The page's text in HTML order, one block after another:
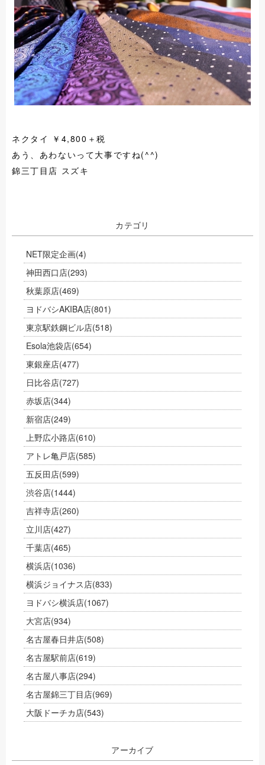
ネクタイ ￥4,800＋税
あう、あわないって大事ですね(^^)
錦三丁目店 スズキ
カテゴリ
NET限定企画(4)
神田西口店(293)
秋葉原店(469)
ヨドバシAKIBA店(801)
東京駅鉄鋼ビル店(518)
Esola池袋店(654)
東銀座店(477)
日比谷店(727)
赤坂店(344)
新宿店(249)
上野広小路店(610)
アトレ亀戸店(585)
五反田店(599)
渋谷店(1444)
吉祥寺店(260)
立川店(427)
千葉店(465)
横浜店(1036)
横浜ジョイナス店(833)
ヨドバシ横浜店(1067)
大宮店(934)
名古屋春日井店(508)
名古屋駅前店(619)
名古屋八事店(294)
名古屋錦三丁目店(969)
大阪ドーチカ店(543)
アーカイブ